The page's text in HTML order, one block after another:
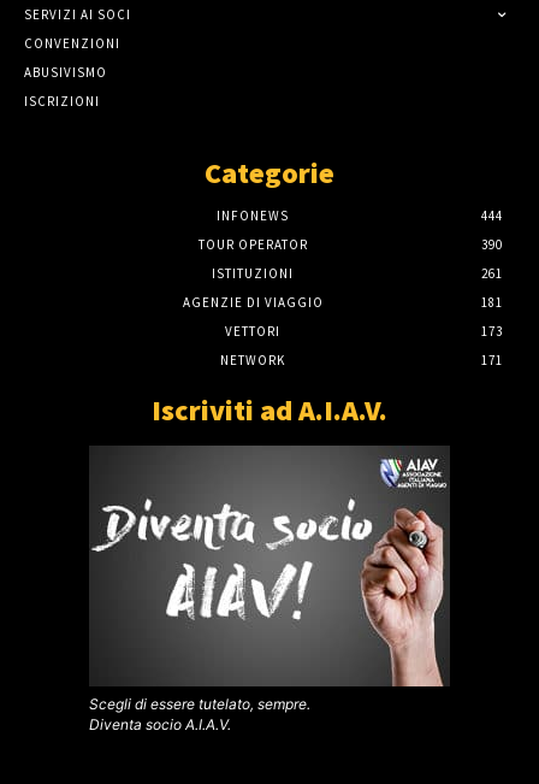
SERVIZI AI SOCI
CONVENZIONI
ABUSIVISMO
ISCRIZIONI
Categorie
INFONEWS
444
TOUR OPERATOR
390
ISTITUZIONI
261
AGENZIE DI VIAGGIO
181
VETTORI
173
NETWORK
171
Iscriviti ad A.I.A.V.
Scegli di essere tutelato, sempre.
Diventa socio A.I.A.V.